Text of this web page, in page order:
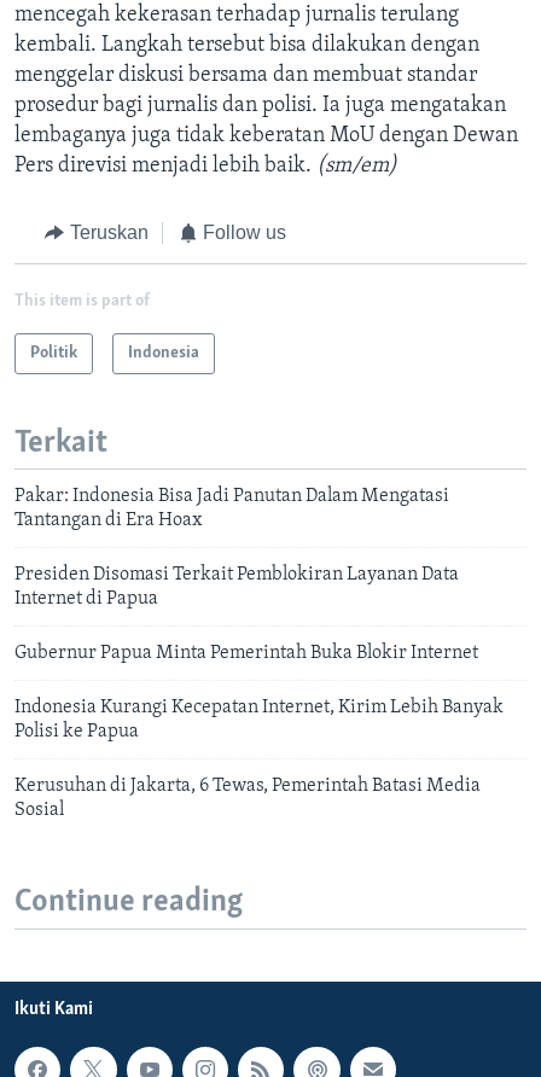
mencegah kekerasan terhadap jurnalis terulang
kembali. Langkah tersebut bisa dilakukan dengan
menggelar diskusi bersama dan membuat standar
prosedur bagi jurnalis dan polisi. Ia juga mengatakan
lembaganya juga tidak keberatan MoU dengan Dewan
Pers direvisi menjadi lebih baik. (sm/em)
Teruskan Follow us
This item is part of
Politik Indonesia
Terkait
Pakar: Indonesia Bisa Jadi Panutan Dalam Mengatasi
Tantangan di Era Hoax
Presiden Disomasi Terkait Pemblokiran Layanan Data
Internet di Papua
Gubernur Papua Minta Pemerintah Buka Blokir Internet
Indonesia Kurangi Kecepatan Internet, Kirim Lebih Banyak
Polisi ke Papua
Kerusuhan di Jakarta, 6 Tewas, Pemerintah Batasi Media
Sosial
Continue reading
Ikuti Kami